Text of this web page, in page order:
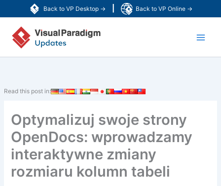
Back to VP Desktop → Back to VP Online →
do
treści
Read this post in:
Optymalizuj swoje strony
OpenDocs: wprowadzamy
interaktywne zmiany
rozmiaru kolumn tabeli